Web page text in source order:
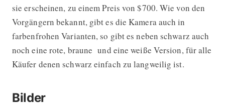
sie erscheinen, zu einem Preis von $700. Wie von den
Vorgängern bekannt, gibt es die Kamera auch in
farbenfrohen Varianten, so gibt es neben schwarz auch
noch eine rote, braune und eine weiße Version, für alle
Käufer denen schwarz einfach zu langweilig ist.
Bilder